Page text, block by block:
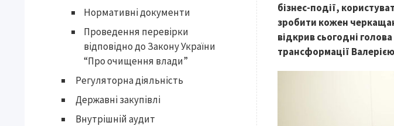
бізнес-події,
зробити кожен
відкрив сьогодні
трансформації
Нормативні документи
Проведення перевірки
відповідно до Закону України
“Про очищення влади”
Регуляторна діяльність
Державні закупівлі
Внутрішній аудит